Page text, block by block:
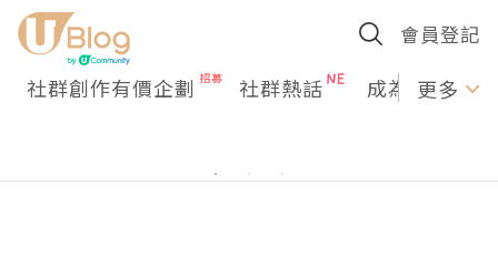
會員登記
社群創作有價企劃 社群熱話 成為U更多